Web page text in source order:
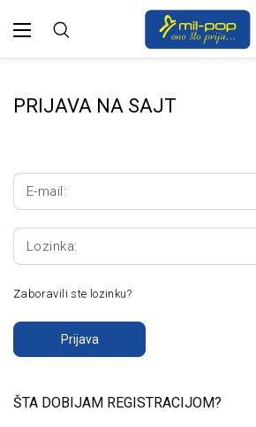
PRIJAVA NA SAJT
E-mail:
Lozinka:
Zaboravili ste lozinku?
Prijava
ŠTA DOBIJAM REGISTRACIJOM?